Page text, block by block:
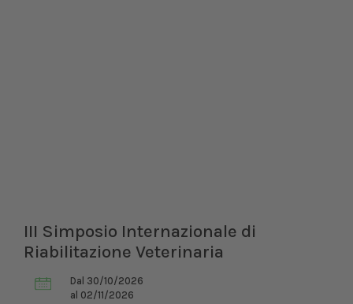
III Simposio Internazionale di
Riabilitazione Veterinaria
Dal 30/10/2026
al 02/11/2026